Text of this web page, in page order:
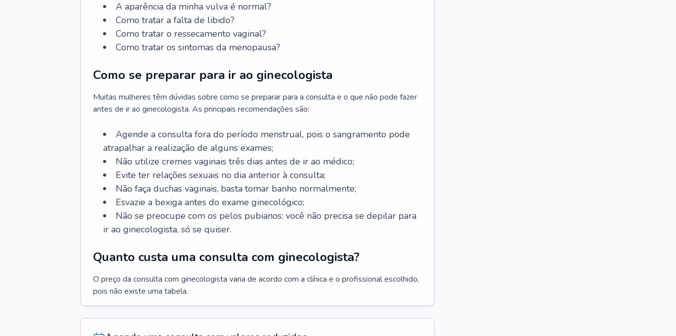
A aparência da minha vulva é normal?
Como tratar a falta de libido?
Como tratar o ressecamento vaginal?
Como tratar os sintomas da menopausa?
Como se preparar para ir ao ginecologista
Muitas mulheres têm dúvidas sobre como se preparar para a consulta e o que não pode fazer
antes de ir ao ginecologista. As principais recomendações são:
Agende a consulta fora do período menstrual, pois o sangramento pode
atrapalhar a realização de alguns exames;
Não utilize cremes vaginais três dias antes de ir ao médico;
Evite ter relações sexuais no dia anterior à consulta;
Não faça duchas vaginais, basta tomar banho normalmente;
Esvazie a bexiga antes do exame ginecológico;
Não se preocupe com os pelos pubianos: você não precisa se depilar para
ir ao ginecologista, só se quiser.
Quanto custa uma consulta com ginecologista?
O preço da consulta com ginecologista varia de acordo com a clínica e o profissional escolhido,
pois não existe uma tabela.